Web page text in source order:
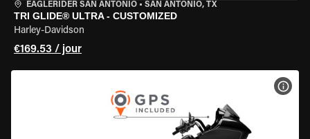
EAGLERIDER SAN ANTONIO • SAN ANTONIO, TX
TRI GLIDE® ULTRA - CUSTOMIZED
Harley-Davidson
€169.53 / jour